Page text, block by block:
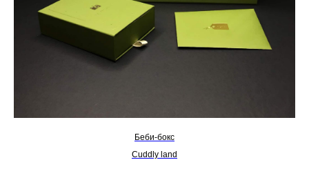
Беби-бокс
Cuddly land